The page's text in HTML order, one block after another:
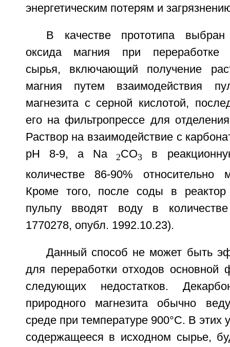
энергетическим потерям и
В качестве прототипа
оксида магния при переработке
сырья, включающий получение
магния путем взаимодействия
магнезита с серной кислотой,
его на фильтропрессе для
Раствор на взаимодействие с
pH 8-9, а Na2CO3
в
количестве 86-90% относительно
Кроме того, после соды в
пульпу вводят воду в
1770278, опубл. 1992.10.23).
Данный способ не может быть
для переработки отходов
следующих недостатков.
природного магнезита обычно
среде при температуре 900°С. В этих
содержащееся в исходном сырье,